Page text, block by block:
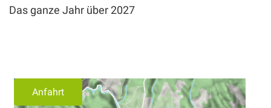
Das ganze Jahr über 2027
Anfahrt